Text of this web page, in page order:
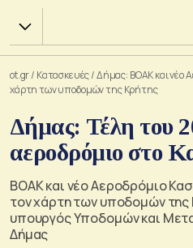
Χ.Α.
ot.gr/ Κατασκευές/Δήμας: ΒΟΑΚ και νέο
χάρτη των υποδομών της Κρήτης
Δήμας: Τέλη του
αεροδρόμιο στο
ΒΟΑΚ και νέο Αεροδρόμιο
τον χάρτη των υποδομών της
υπουργός Υποδομών και
Δήμας